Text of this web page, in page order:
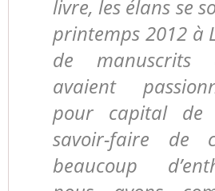
livre, les élans se
printemps 2012 à
de manuscrits
avaient
pour capital de
savoir-faire de
beaucoup